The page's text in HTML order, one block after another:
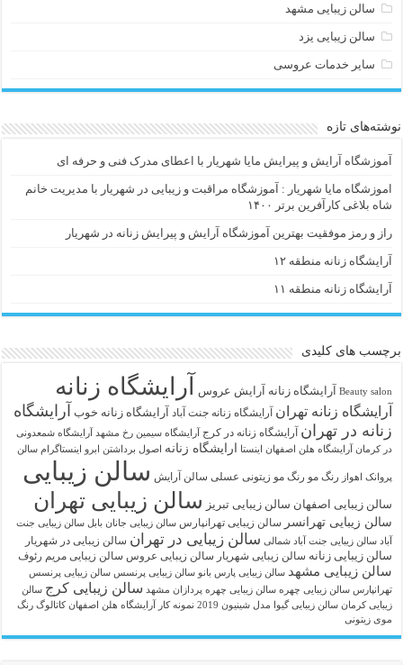
سالن زیبایی مشهد
سالن زیبایی یزد
سایر خدمات عروسی
نوشته‌های تازه
آموزشگاه آرایش و پیرایش مایا شهریار با اعطای مدرک فنی و حرفه ای
اموزشگاه مایا شهریار : آموزشگاه مراقبت و زیبایی در شهریار با مدیریت خانم
شاه بلاغی کارآفرین برتر ۱۴۰۰
راز و رمز موفقیت بهترین آموزشگاه آرایش و پیرایش زنانه در شهریار
آرایشگاه زنانه منطقه ۱۲
آرایشگاه زنانه منطقه ۱۱
برچسب های کلیدی
Beauty salon آرايشگاه زنانه آرایش عروس آرایشگاه زنانه
آرایشگاه زنانه تهران آرایشگاه زنانه جنت آباد آرایشگاه زنانه خوب آرایشگاه
زنانه در تهران آرایشگاه زنانه در کرج آرایشگاه سیمین رخ مشهد
آرایشگاه شمعدونی
در کرمان آرایشگاه هلن اصفهان اینستا ارایشگاه زنانه اصول برداشتن ابرو اینستاگرام سالن
پروانک اهواز رنگ مو رنگ مو زیتونی عسلی سالن آرایش سالن زیبایی
سالن زیبایی اصفهان سالن زیبایی تبریز سالن زیبایی تهران
سالن زیبایی تهرانسر سالن زیبایی تهرانپارس سالن زیبایی جانان بابل سالن زیبایی جنت
آباد سالن زیبایی جنت آباد شمالی سالن زیبایی در تهران سالن زیبایی در شهریار
سالن زیبایی زنانه سالن زیبایی شهریار سالن زیبایی عروس سالن زیبایی مریم رئوف
سالن زیبایی مشهد سالن زیبایی پارس بانو سالن زیبایی پرنسس سالن زیبایی پرنسس
تهرانپارس سالن زیبایی چهره سالن زیبایی چهره پردازان مشهد سالن زیبایی کرج سالن
زیبایی کرمان سالن زیبایی گیوا مدل شینیون 2019 نمونه کار آرایشگاه هلن اصفهان کاتالوگ رنگ
موی زیتونی